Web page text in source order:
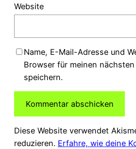
Website
Name, E-Mail-Adresse und
Browser für meinen
speichern.
Diese Website verwendet
reduzieren. Erfahre, wie deine